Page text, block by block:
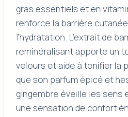
gras essentiels et en
renforce la barrière
l’hydratation. L’extrait de
reminéralisant apporte un
velours et aide à tonifier la
que son parfum épicé et
gingembre éveille les sens
une sensation de confort